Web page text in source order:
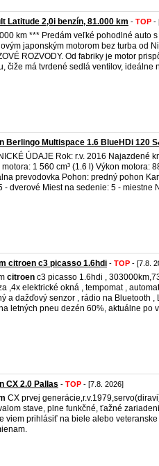
Latitude 2,0i benzín, 81.000 km - TOP -
km *** Predám veľké pohodlné auto
japonským motorom bez turba od
ROZVODY. Od fabriky je motor
čiže má tvrdené sedlá ventilov, ideálne
Berlingo Multispace 1.6 BlueHDi 120
ÚDAJE Rok: r.v. 2016 Najazdené
1 560 cm³ (1.6 l) Výkon motora:
prevodovka Pohon: predný pohon
- dverové Miest na sedenie: 5 - miestne
citroen c3 picasso 1.6hdi - TOP - [7.8.
citroen c3 picasso 1.6hdi ,
,4x elektrické okná , tempomat ,
a dažďový senzor , rádio na Bluetooth
letných pneu dezén 60%, aktuálne po
CX 2.0 Pallas - TOP - [7.8. 2026]
CX prvej
stave, plne funkčné, ťažné
viem prihlásiť na biele alebo